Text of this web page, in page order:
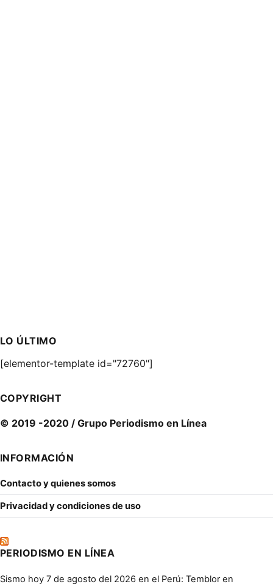
LO ÚLTIMO
[elementor-template id="72760"]
COPYRIGHT
© 2019 -2020 / Grupo Periodismo en Línea
INFORMACIÓN
Contacto y quienes somos
Privacidad y condiciones de uso
PERIODISMO EN LÍNEA
Sismo hoy 7 de agosto del 2026 en el Perú: Temblor en